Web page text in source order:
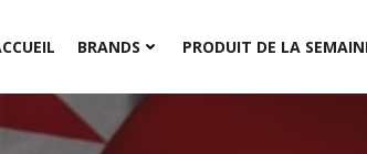
BRANDS PRODUIT DE LA